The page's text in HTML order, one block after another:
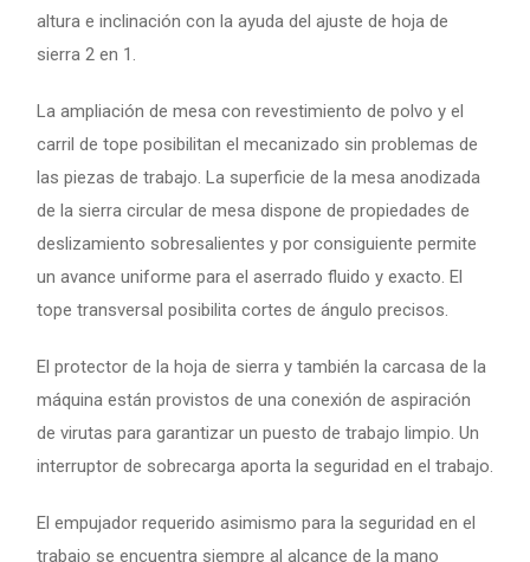
altura e inclinación con la ayuda del ajuste de hoja de
sierra 2 en 1.
La ampliación de mesa con revestimiento de polvo y el
carril de tope posibilitan el mecanizado sin problemas de
las piezas de trabajo. La superficie de la mesa anodizada
de la sierra circular de mesa dispone de propiedades de
deslizamiento sobresalientes y por consiguiente permite
un avance uniforme para el aserrado fluido y exacto. El
tope transversal posibilita cortes de ángulo precisos.
El protector de la hoja de sierra y también la carcasa de la
máquina están provistos de una conexión de aspiración
de virutas para garantizar un puesto de trabajo limpio. Un
interruptor de sobrecarga aporta la seguridad en el trabajo.
El empujador requerido asimismo para la seguridad en el
trabajo se encuentra siempre al alcance de la mano